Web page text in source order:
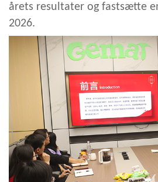
årets resultater og fastsætte
2026.